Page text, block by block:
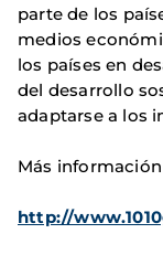
parte de los
medios
los países en
del desarrollo
adaptarse a los
Más
http://